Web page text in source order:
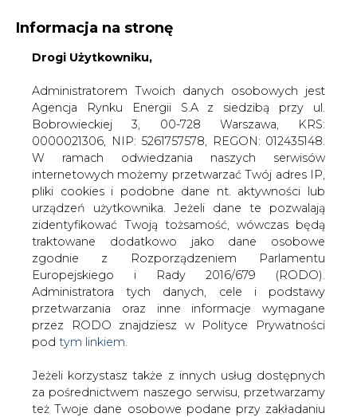
KONTAKT:
WYDAWCA PORTALU:
WYSOKI KONTRAST WIELKOŚĆ TEKSTU A A
ZALOGUJ SIĘ
WŁĄCZ CIRE.TV
Informacja na stronę
Drogi Użytkowniku,
Administratorem Twoich danych osobowych jest
Agencja Rynku Energii S.A z siedzibą przy ul.
Bobrowieckiej 3, 00-728 Warszawa, KRS:
0000021306, NIP: 5261757578, REGON: 012435148.
W ramach odwiedzania naszych serwisów
internetowych możemy przetwarzać Twój adres IP,
pliki cookies i podobne dane nt. aktywności lub
urządzeń użytkownika. Jeżeli dane te pozwalają
zidentyfikować Twoją tożsamość, wówczas będą
traktowane dodatkowo jako dane osobowe
zgodnie z Rozporządzeniem Parlamentu
Europejskiego i Rady 2016/679 (RODO).
Administratora tych danych, cele i podstawy
przetwarzania oraz inne informacje wymagane
przez RODO znajdziesz w Polityce Prywatności
pod tym linkiem.
Jeżeli korzystasz także z innych usług dostępnych
za pośrednictwem naszego serwisu, przetwarzamy
też Twoje dane osobowe podane przy zakładaniu